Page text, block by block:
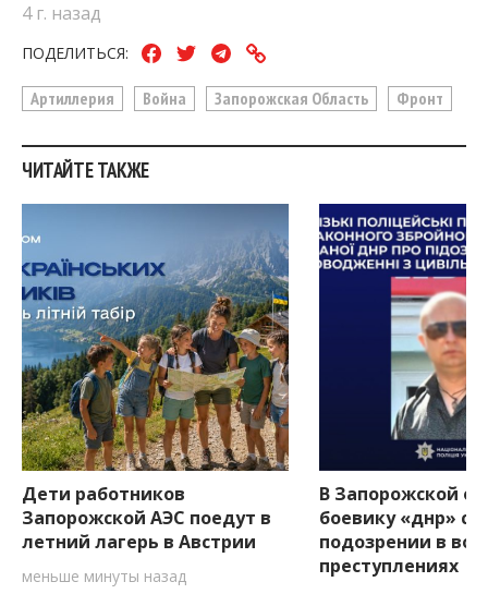
4 г. назад
ПОДЕЛИТЬСЯ:
Артиллерия Война Запорожская Область Фронт
ЧИТАЙТЕ ТАКЖЕ
Дети работников
Запорожской АЭС поедут в
летний лагерь в Австрии
меньше минуты назад
В Запорожской
боевику «днр»
подозрении в
преступлениях